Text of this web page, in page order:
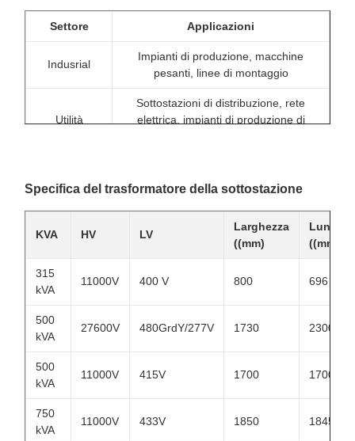
Settore Applicazioni
Indusrial
Impianti di produzione, macchine
pesanti, linee di montaggio
Utilità
Sottostazioni di distribuzione, rete
elettrica, impianti di produzione di
center
Aeroporti, sistemi ferroviari,
trattamento delle acque
Specifica del trasformatore della sottostazione
KVA HV LV
Larghezza
((mm)
((mm)
315
kVA
11000V 400 V 800 696
500
kVA
27600V 480GrdY/277V 1730 2300
500
kVA
11000V 415V 1700 1700
750
kVA
11000V 433V 1850 1845